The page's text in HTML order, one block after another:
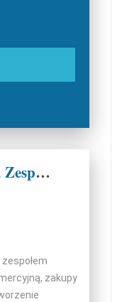
Menedżer / Menedżerka Zespołu Strategii Komercyjnej i Kontraktowania
zakupy